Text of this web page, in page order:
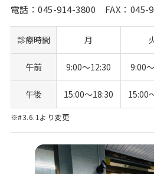
電話：045-914-3800 FAX：045-
診療時間 月
午前 9:00〜12:30 9:00
午後 15:00〜18:30 15:00
※#3.6.1より変更